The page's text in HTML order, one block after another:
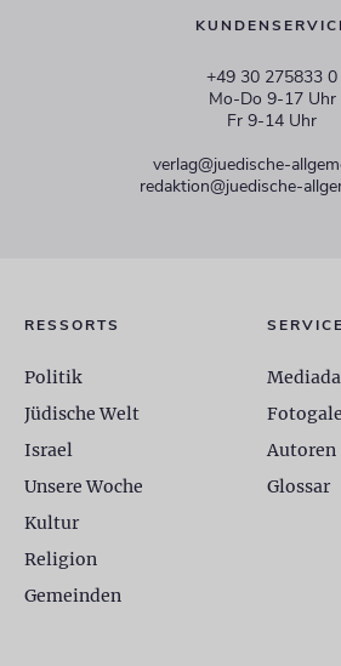
+49 30 275833 0
Mo-Do 9-17 Uhr
Fr 9-14 Uhr
verlag@juedische-
redaktion@juedische-
RESSORTS
Politik
Jüdische Welt
Israel
Unsere Woche
Kultur
Religion
Gemeinden
SERVICE
Autoren
Glossar